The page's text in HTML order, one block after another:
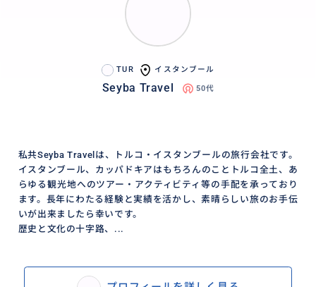
TUR イスタンブール
Seyba Travel 50代
私共Seyba Travelは、トルコ・イスタンブールの旅行会社です。
イスタンブール、カッパドキアはもちろんのことトルコ全土、あ
らゆる観光地へのツアー・アクティビティ等の手配を承っており
ます。長年にわたる経験と実績を活かし、素晴らしい旅のお手伝
いが出来ましたら幸いです。
歴史と文化の十字路、...